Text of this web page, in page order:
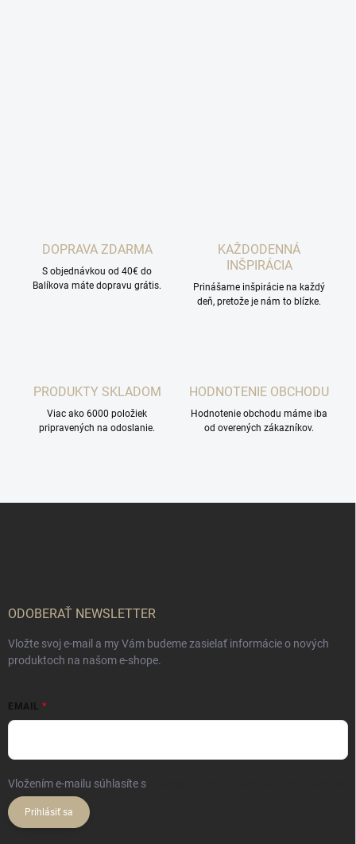
DOPRAVA ZDARMA
S objednávkou od 40€ do
Balíkova máte dopravu grátis.
KAŽDODENNÁ
INŠPIRÁCIA
Prinášame inšpirácie na každý
deň, pretože je nám to blízke.
PRODUKTY SKLADOM
Viac ako 6000 položiek
pripravených na odoslanie.
HODNOTENIE OBCHODU
Hodnotenie obchodu máme iba
od overených zákazníkov.
ODOBERAŤ NEWSLETTER
Vložte svoj e-mail a my Vám budeme zasielať informácie o nových
produktoch na našom e-shope.
EMAIL
Vložením e-mailu súhlasíte s
Prihlásiť sa